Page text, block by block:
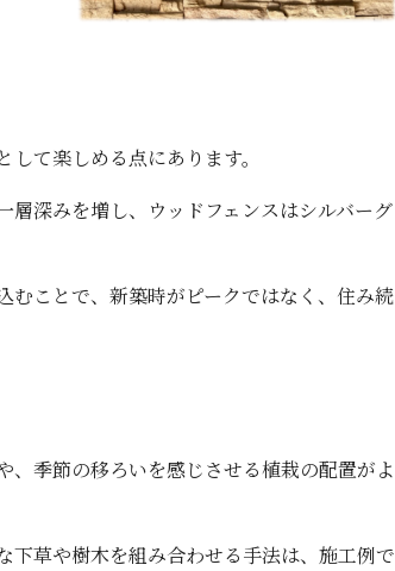
て楽しめる点にあります。
深みを増し、ウッドフェンスはシルバーグ
ことで、新築時がピークではなく、住み続
季節の移ろいを感じさせる植栽の配置がよ
下草や樹木を組み合わせる手法は、施工例で